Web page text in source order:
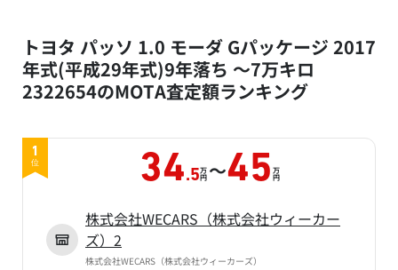
トヨタ パッソ 1.0 モーダ Gパッケージ 2017
年式(平成29年式)9年落ち ～7万キロ
2322654のMOTA査定額ランキング
1
位 34.5万
円 ～45 万
円
株式会社WECARS（株式会社ウィーカー
ズ）2
株式会社WECARS（株式会社ウィーカーズ）